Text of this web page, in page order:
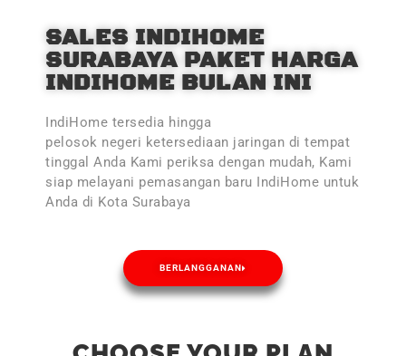
SALES INDIHOME
SURABAYA PAKET HARGA
INDIHOME BULAN INI
IndiHome tersedia hingga
pelosok negeri ketersediaan jaringan di tempat
tinggal Anda Kami periksa dengan mudah, Kami
siap melayani pemasangan baru IndiHome untuk
Anda di Kota Surabaya
BERLANGGANAN